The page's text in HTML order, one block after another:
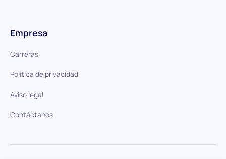
Empresa
Carreras
Política de privacidad
Aviso legal
Contáctanos